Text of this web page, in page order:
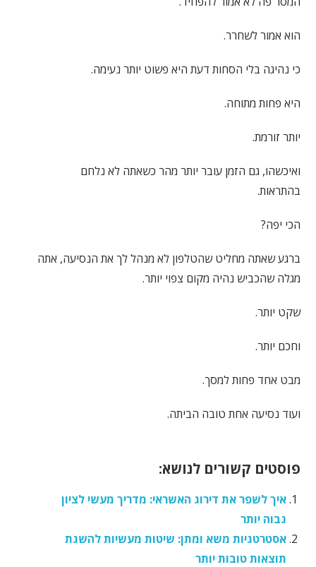
הוא אמור לשחרר.
כי נהיגה בלי הסחות דעת היא פשוט יותר נעימה.
היא פחות מתוחה.
יותר זורמת.
ואיכשהו, גם הזמן עובר יותר מהר כשאתה לא נלחם
בהתראות.
הכי יפה?
ברגע שאתה מחליט שהטלפון לא מנהל לך את הנסיעה, אתה
מגלה שהכביש נהיה מקום צפוי יותר.
שקט יותר.
וחכם יותר.
מבט אחד פחות למסך.
ועוד נסיעה אחת טובה הביתה.
פוסטים קשורים לנושא:
איך לשפר את דירוג האשראי: מדריך מעשי לציון
גבוה יותר
אסטרטגיות משא ומתן: שיטות מעשיות להשגת
תוצאות טובות יותר